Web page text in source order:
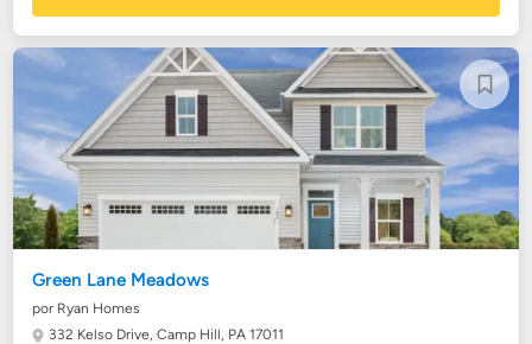
Green Lane Meadows
por Ryan Homes
332 Kelso Drive,Camp Hill, PA 17011